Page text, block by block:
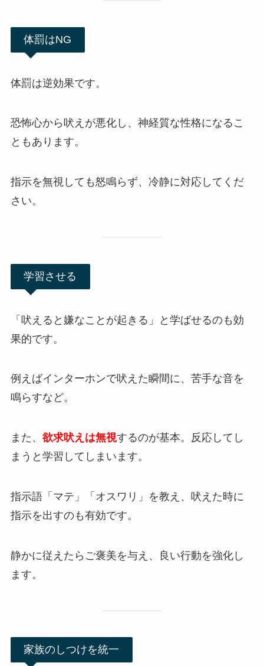
体罰はNG
体罰は逆効果です。
恐怖心から吠えが悪化し、神経質な性格になるこ
ともあります。
指示を無視しても怒鳴らず、冷静に対応してくだ
さい。
学習させる
「吠えると嫌なことが起きる」と学ばせるのも効
果的です。
例えばインターホンで吠えた瞬間に、苦手な音を
鳴らすなど。
また、 欲求吠えは無視するのが基本。反応してし
まうと学習してしまいます。
指示語「マテ」「オスワリ」を教え、吠えた時に
指示を出すのも有効です。
静かに従えたらご褒美を与え、良い行動を強化し
ます。
家族のしつけを統一